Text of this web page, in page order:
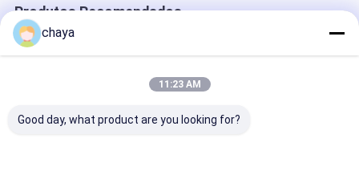
Produtos Recomendados
chaya
11:23 AM
Good day, what product are you looking for?